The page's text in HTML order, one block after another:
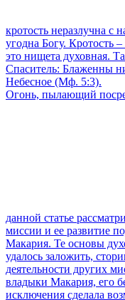
кротость неразлучна с
угодна Богу. Кротость
это нищета духовная.
Спаситель: Блаженны
Небесное (Мф. 5:3).
Огонь, пылающий
данной статье
миссии и ее развитие
Макария. Те основы
удалось заложить,
деятельности других
владыки Макария, его
исключения сделала